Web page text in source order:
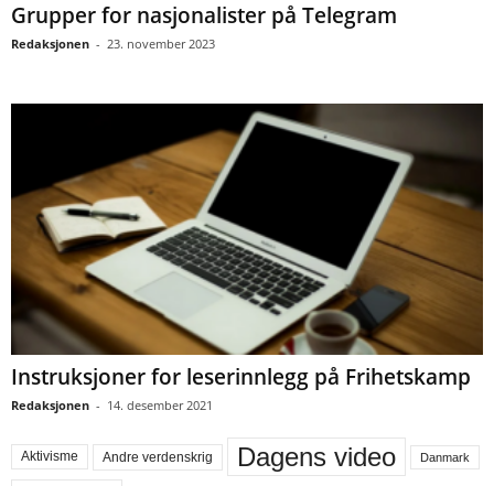
Grupper for nasjonalister på Telegram
Redaksjonen - 23. november 2023
Instruksjoner for leserinnlegg på Frihetskamp
Redaksjonen - 14. desember 2021
Aktivisme Andre verdenskrig Dagens video Danmark